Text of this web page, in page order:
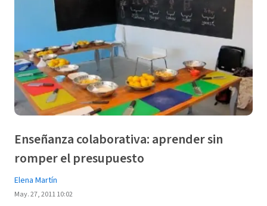
Enseñanza colaborativa: aprender sin
romper el presupuesto
Elena Martín
May. 27, 2011 10:02